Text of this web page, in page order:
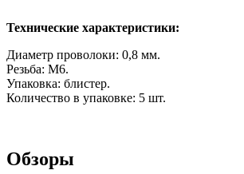
Технические характеристики:
Диаметр проволоки: 0,8 мм.
Резьба: М6.
Упаковка: блистер.
Количество в упаковке: 5 шт.
Обзоры